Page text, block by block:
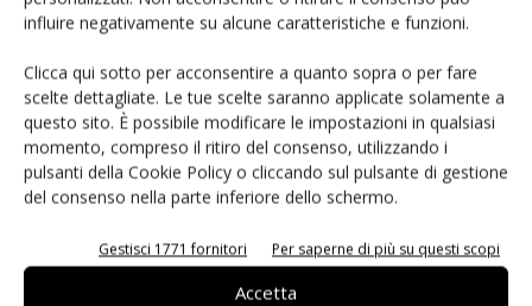
influire negativamente su alcune caratteristiche e funzioni.
Clicca qui sotto per acconsentire a quanto sopra o per fare
scelte dettagliate. Le tue scelte saranno applicate solamente a
questo sito. È possibile modificare le impostazioni in qualsiasi
momento, compreso il ritiro del consenso, utilizzando i
pulsanti della Cookie Policy o cliccando sul pulsante di gestione
del consenso nella parte inferiore dello schermo.
Gestisci 1771 fornitori Per saperne di più su questi scopi
Accetta
eGaN per convertitori DC-DC: EPC
Microchip lancia il midspan PoE
industriale PD-9601GCI da 90W
Infineon e LS Electric alleate sulla
corrente continua per i data center AI